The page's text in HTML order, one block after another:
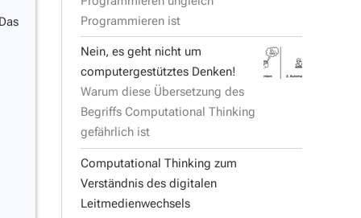
Programmieren ist
Nein, es geht nicht um
computergestütztes Denken!
Warum diese Übersetzung des
Begriffs Computational Thinking
gefährlich ist
Computational Thinking zum
Verständnis des digitalen
Leitmedienwechsels